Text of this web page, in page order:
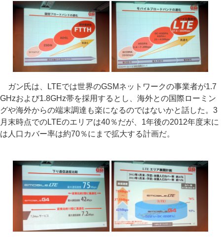
ガン氏は、LTEでは世界のGSMネットワークの事業者が1.7
GHzおよび1.8GHz帯を採用するとし、海外との国際ローミン
グや海外からの端末調達も楽になるのではないかと話した。3
月末時点でのLTEのエリアは40％だが、1年後の2012年度末に
は人口カバー率は約70％にまで拡大する計画だ。